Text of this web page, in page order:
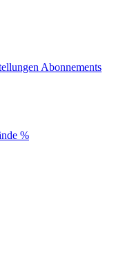
Abonnements
%